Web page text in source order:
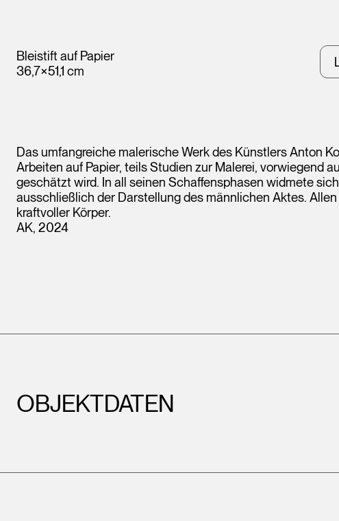
Bleistift auf Papier
36,7×51,1 cm
Das umfangreiche malerische Werk des Künstlers Anton
Arbeiten auf Papier, teils Studien zur Malerei, vorwiegend
geschätzt wird. In all seinen Schaffensphasen widmete
ausschließlich der Darstellung des männlichen Aktes.
kraftvoller Körper.
AK, 2024
OBJEKTDATEN